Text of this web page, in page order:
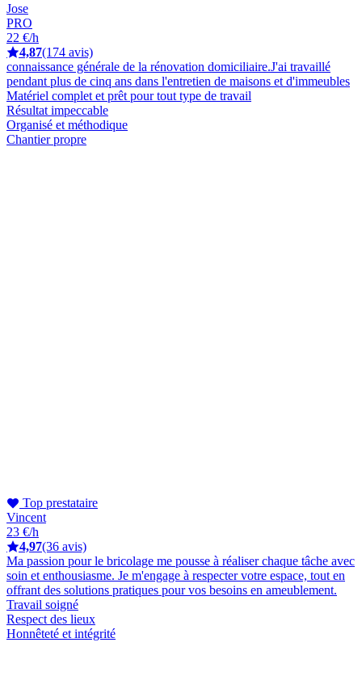
Jose
PRO
22 €/h
4,87(174 avis)
connaissance générale de la rénovation domiciliaire.J'ai travaillé
pendant plus de cinq ans dans l'entretien de maisons et d'immeubles
Matériel complet et prêt pour tout type de travail
Résultat impeccable
Organisé et méthodique
Chantier propre
Top prestataire
Vincent
23 €/h
4,97(36 avis)
Ma passion pour le bricolage me pousse à réaliser chaque tâche avec
soin et enthousiasme. Je m'engage à respecter votre espace, tout en
offrant des solutions pratiques pour vos besoins en ameublement.
Travail soigné
Respect des lieux
Honnêteté et intégrité